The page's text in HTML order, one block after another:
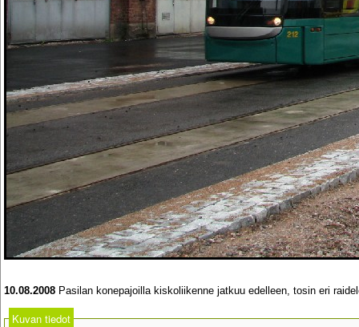
10.08.2008 Pasilan konepajoilla kiskoliikenne jatkuu edelleen, tosin eri
Kuvan tiedot